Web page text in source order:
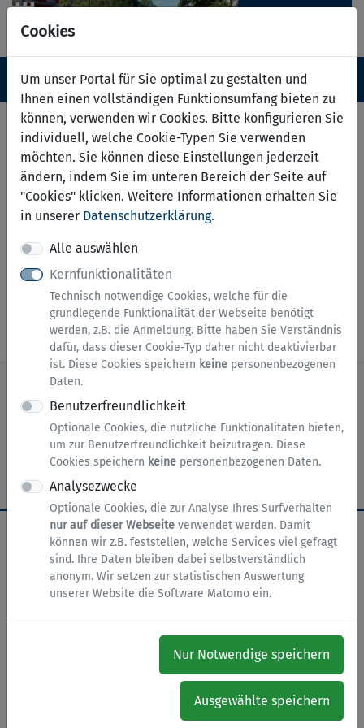
Cookies
Um unser Portal für Sie optimal zu gestalten und
Ihnen einen vollständigen Funktionsumfang bieten zu
können, verwenden wir Cookies. Bitte konfigurieren Sie
individuell, welche Cookie-Typen Sie verwenden
möchten. Sie können diese Einstellungen jederzeit
ändern, indem Sie im unteren Bereich der Seite auf
"Cookies" klicken. Weitere Informationen erhalten Sie
in unserer Datenschutzerklärung.
Alle auswählen
Kernfunktionalitäten
Technisch notwendige Cookies, welche für die
grundlegende Funktionalität der Webseite benötigt
werden, z.B. die Anmeldung. Bitte haben Sie Verständnis
dafür, dass dieser Cookie-Typ daher nicht deaktivierbar
ist. Diese Cookies speichern keine personenbezogenen
Daten.
Benutzerfreundlichkeit
Optionale Cookies, die nützliche Funktionalitäten bieten,
um zur Benutzerfreundlichkeit beizutragen. Diese
Cookies speichern keine personenbezogenen Daten.
Analysezwecke
Optionale Cookies, die zur Analyse Ihres Surfverhalten
nur auf dieser Webseite verwendet werden. Damit
können wir z.B. feststellen, welche Services viel gefragt
sind. Ihre Daten bleiben dabei selbstverständlich
anonym. Wir setzen zur statistischen Auswertung
unserer Website die Software Matomo ein.
Nur Notwendige speichern
Ausgewählte speichern
Navigation ein-/ausblenden
Menü
Anforderung von Urkunden
aus dem Eheregister
Anmeldung erforderlich
Personen zur Verfügung. Bitte melden Sie sich mit
einem zentralen Nutzerkonto (
Zur Anmeldung (siehe Hinweise)
nach oben Zur Startseite Impressum
Datenschutz Barrierefreiheit Cookies